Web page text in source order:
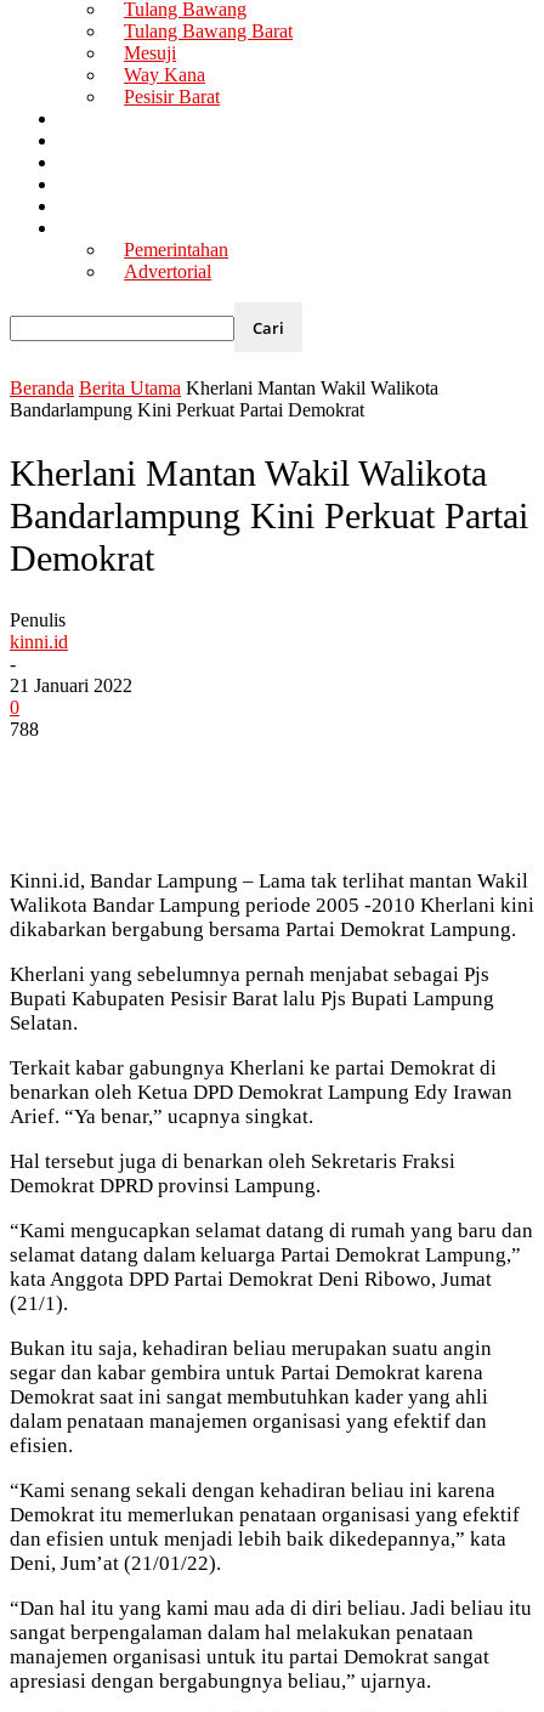
Tulang Bawang
Tulang Bawang Barat
Mesuji
Way Kana
Pesisir Barat
Pemerintahan
Advertorial
Beranda Berita Utama Kherlani Mantan Wakil Walikota
Bandarlampung Kini Perkuat Partai Demokrat
Kherlani Mantan Wakil Walikota
Bandarlampung Kini Perkuat Partai
Demokrat
Penulis
kinni.id
-
21 Januari 2022
0
788
Kinni.id, Bandar Lampung – Lama tak terlihat mantan Wakil
Walikota Bandar Lampung periode 2005 -2010 Kherlani kini
dikabarkan bergabung bersama Partai Demokrat Lampung.
Kherlani yang sebelumnya pernah menjabat sebagai Pjs
Bupati Kabupaten Pesisir Barat lalu Pjs Bupati Lampung
Selatan.
Terkait kabar gabungnya Kherlani ke partai Demokrat di
benarkan oleh Ketua DPD Demokrat Lampung Edy Irawan
Arief. “Ya benar,” ucapnya singkat.
Hal tersebut juga di benarkan oleh Sekretaris Fraksi
Demokrat DPRD provinsi Lampung.
“Kami mengucapkan selamat datang di rumah yang baru dan
selamat datang dalam keluarga Partai Demokrat Lampung,”
kata Anggota DPD Partai Demokrat Deni Ribowo, Jumat
(21/1).
Bukan itu saja, kehadiran beliau merupakan suatu angin
segar dan kabar gembira untuk Partai Demokrat karena
Demokrat saat ini sangat membutuhkan kader yang ahli
dalam penataan manajemen organisasi yang efektif dan
efisien.
“Kami senang sekali dengan kehadiran beliau ini karena
Demokrat itu memerlukan penataan organisasi yang efektif
dan efisien untuk menjadi lebih baik dikedepannya,” kata
Deni, Jum’at (21/01/22).
“Dan hal itu yang kami mau ada di diri beliau. Jadi beliau itu
sangat berpengalaman dalam hal melakukan penataan
manajemen organisasi untuk itu partai Demokrat sangat
apresiasi dengan bergabungnya beliau,” ujarnya.